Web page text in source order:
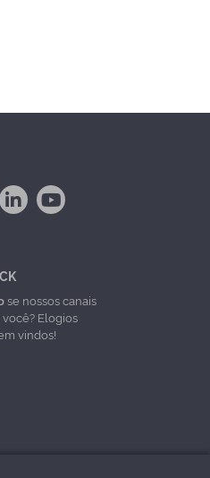
se nossos canais
Elogios
vindos!